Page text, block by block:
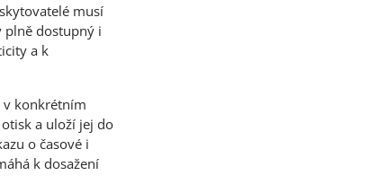
musí
plně dostupný i
a k
v konkrétním
a uloží jej do
o časové i
k dosažení